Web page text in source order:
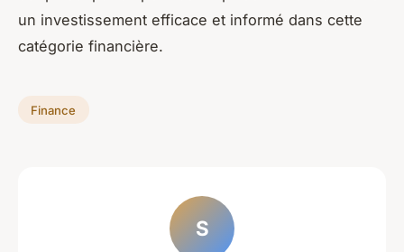
un investissement efficace et informé dans cette
catégorie financière.
Finance
S